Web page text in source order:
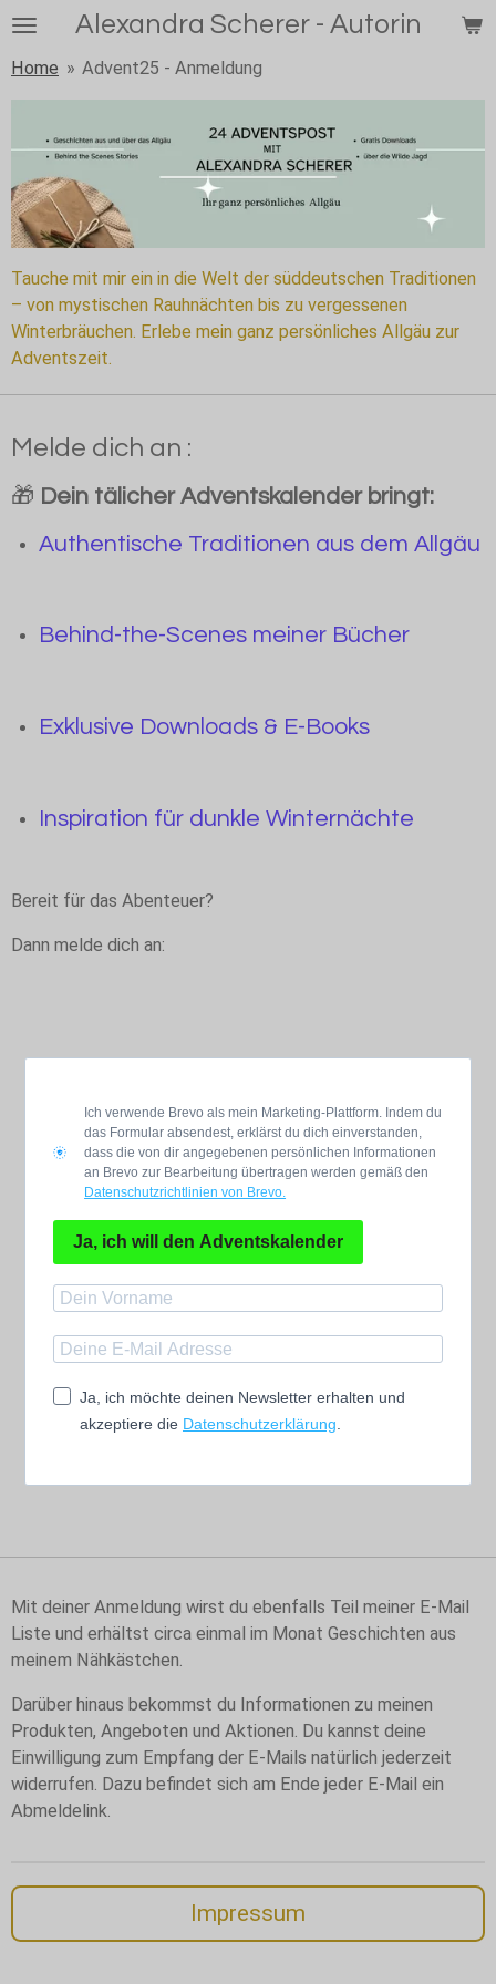
Zum
springen
Alexandra Scherer - Autorin
Home » Advent25 - Anmeldung
Tauche mit mir ein in die Welt der süddeutschen Traditionen
– von mystischen Rauhnächten bis zu vergessenen
Winterbräuchen. Erlebe mein ganz persönliches Allgäu zur
Adventszeit.
Melde dich an :
🎁 Dein tälicher Adventskalender bringt:
Authentische Traditionen aus dem Allgäu
Behind-the-Scenes meiner Bücher
Exklusive Downloads & E-Books
Inspiration für dunkle Winternächte
Bereit für das Abenteuer?
Dann melde dich an:
Ich verwende Brevo als mein Marketing-Plattform. Indem du
das Formular absendest, erklärst du dich einverstanden,
dass die von dir angegebenen persönlichen Informationen
an Brevo zur Bearbeitung übertragen werden gemäß den
Datenschutzrichtlinien von Brevo.
Ja, ich will den Adventskalender
Ja, ich möchte deinen Newsletter erhalten und
akzeptiere die Datenschutzerklärung
Mit deiner Anmeldung wirst du ebenfalls Teil meiner E-Mail
Liste und erhältst circa einmal im Monat Geschichten aus
meinem Nähkästchen.
Darüber hinaus bekommst du Informationen zu meinen
Produkten, Angeboten und Aktionen. Du kannst deine
Einwilligung zum Empfang der E-Mails natürlich jederzeit
widerrufen. Dazu befindet sich am Ende jeder E-Mail ein
Abmeldelink.
Impressum